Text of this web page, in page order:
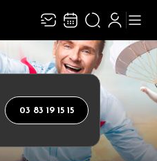
en vous abonnant à
03 83 19 15 15